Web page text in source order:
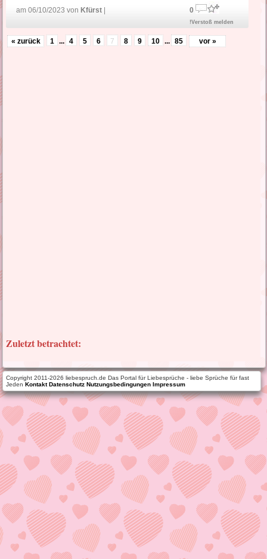
am 06/10/2023 von Kfürst 0
!Verstoß melden
« zurück 1 ... 4 5 6 7 8 9 10 ... 85 vor »
Zuletzt betrachtet:
Copyright 2011-2026 liebespruch.de Das Portal für Liebesprüche - liebe Sprüche für fast
JedenKontakt Datenschutz Nutzungsbedingungen Impressum